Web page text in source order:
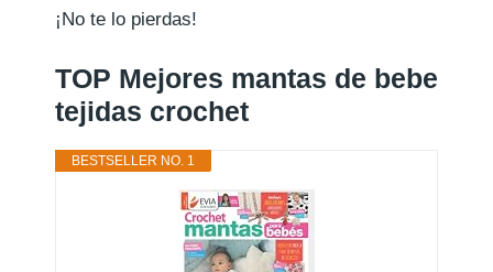
¡No te lo pierdas!
TOP Mejores mantas de bebe
tejidas crochet
BESTSELLER NO. 1